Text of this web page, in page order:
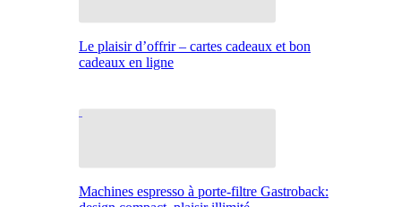
Le plaisir d’offrir – cartes cadeaux et bon
cadeaux en ligne
Machines espresso à porte-filtre Gastroback: